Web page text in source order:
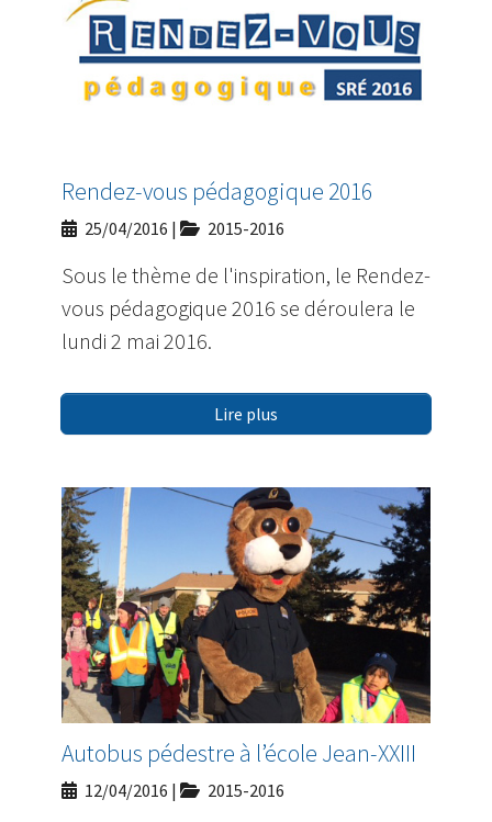
Rendez-vous pédagogique 2016
25/04/2016 | 2015-2016
Sous le thème de l'inspiration, le Rendez-
vous pédagogique 2016 se déroulera le
lundi 2 mai 2016.
Lire plus
Autobus pédestre à l’école Jean-XXIII
12/04/2016 | 2015-2016